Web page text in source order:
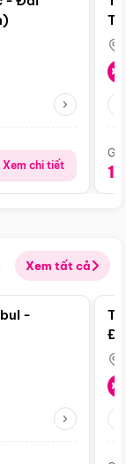
Xem chi tiết
Xem tất cả
nổi bật
-